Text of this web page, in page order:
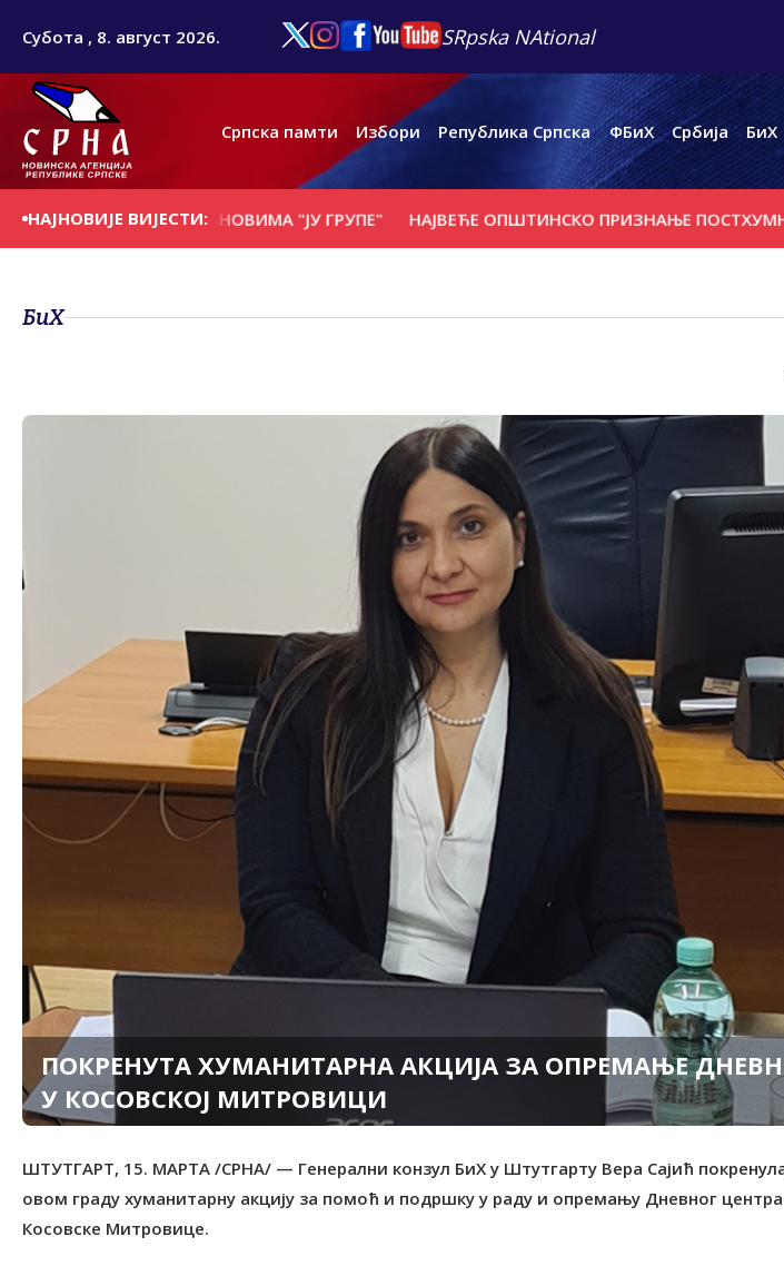
Субота , 8. август 2026. SRpska NAtional
Српска памти Избори Република Српска ФБиХ Србија БиХ
НАЈНОВИЈЕ ВИЈЕСТИ:
СА ЧЛАНОВИМА "ЈУ ГРУПЕ" НАЈВЕЋЕ ОПШТИНСКО ПРИЗНАЊЕ ПОСТХУМНО
БиХ
ПОКРЕНУТА ХУМАНИТАРНА АКЦИЈА ЗА ОПРЕМАЊЕ
У КОСОВСКОЈ МИТРОВИЦИ
ШТУТГАРТ, 15. МАРТА /СРНА/ — Генерални конзул БиХ у Штутгарту Вера Сајић
овом граду хуманитарну акцију за помоћ и подршку у раду и опремању Дневног центра
Косовске Митровице.